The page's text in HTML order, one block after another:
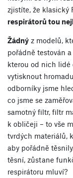
zjistíte, že klasický
respirátorů tou
Žádný z modelů,
pořádně testován
kterou od nich lidé
vytisknout
odborníky jsme
co jsme se
samotný filtr, filtr
k obličeji – to vše
tvrdých materiálů,
aby pořádně
těsní, zůstane
respirátoru mluví?